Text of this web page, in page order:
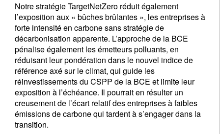
Notre stratégie TargetNetZero réduit également
l’exposition aux « bûches brûlantes », les entreprises à
forte intensité en carbone sans stratégie de
décarbonisation apparente. L’approche de la BCE
pénalise également les émetteurs polluants, en
réduisant leur pondération dans le nouvel indice de
référence axé sur le climat, qui guide les
réinvestissements du CSPP de la BCE et limite leur
exposition à l’échéance. Il pourrait en résulter un
creusement de l’écart relatif des entreprises à faibles
émissions de carbone qui tardent à s’engager dans la
transition.